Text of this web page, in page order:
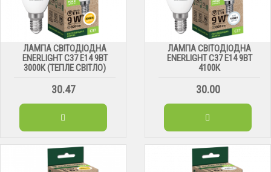
ЛАМПА СВІТОДІОДНА
ENERLIGHT С37 Е14 9ВТ
3000К (ТЕПЛЕ СВІТЛО)
30.47
ЛАМПА СВІТОДІОДНА
ENERLIGHT С37 Е14 9ВТ
4100К
30.00